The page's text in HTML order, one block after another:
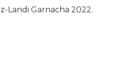
Landi Garnacha 2022.